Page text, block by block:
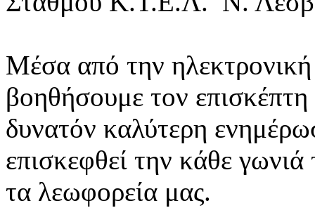
Μέσα από την ηλεκτρονική
βοηθήσουμε τον
δυνατόν καλύτερη
επισκεφθεί την κάθε
τα λεωφορεία μας.